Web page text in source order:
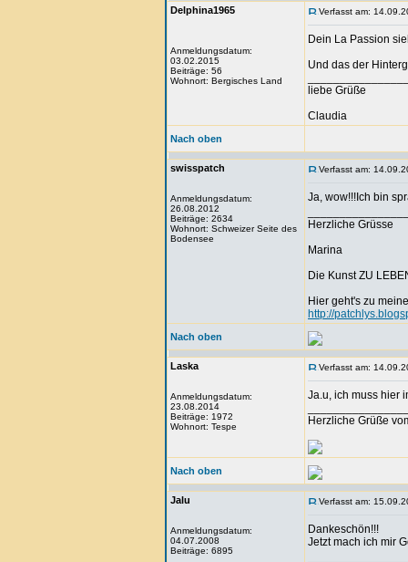
Delphina1965
Anmeldungsdatum:
03.02.2015
Beiträge: 56
Wohnort: Bergisches Land
Verfasst am:
Dein La Passion
Und das der
liebe Grüße
Claudia
Nach oben
swisspatch
Anmeldungsdatum:
26.08.2012
Beiträge: 2634
Wohnort: Schweizer Seite des
Bodensee
Verfasst am:
Ja, wow!!!Ich bin
Herzliche Grüsse
Marina
Die Kunst ZU
Hier geht's zu
http://
Nach oben
Laska
Anmeldungsdatum:
23.08.2014
Beiträge: 1972
Wohnort: Tespe
Verfasst am:
Ja.u, ich muss hier
Herzliche Grüße
Nach oben
Jalu
Anmeldungsdatum:
04.07.2008
Beiträge: 6895
Verfasst am:
Dankeschön!!!
Jetzt mach ich mir